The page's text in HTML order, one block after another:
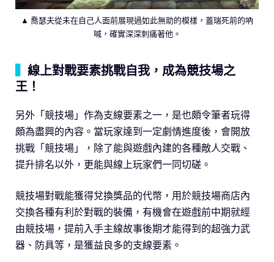
▲ 喬瑟夫從未在自己人面前展現過如此無助的模樣，蓋瑞死前的吶
喊，確實深深刺痛著他。
線上對戰要素挑戰自我，成為競技場之
王！
另外「競技場」作為支線要素之一，是也頗令筆者玩得
頗為盡興的內容。當玩家達到一定劇情進度後，會開放
挑戰「競技場」，除了能與遊戲內建的各種敵人交戰、
提升排名以外，更能與線上玩家們一同切磋。
競技場對戰能獲得兌換獎品的代幣，用於競技場商店內
交換各種有利於對戰的裝備，有機會在遊戲前中期就經
由競技場，提前入手主線故事後期才能得到的超強力武
器、防具等，是獲益良多的支線要素。